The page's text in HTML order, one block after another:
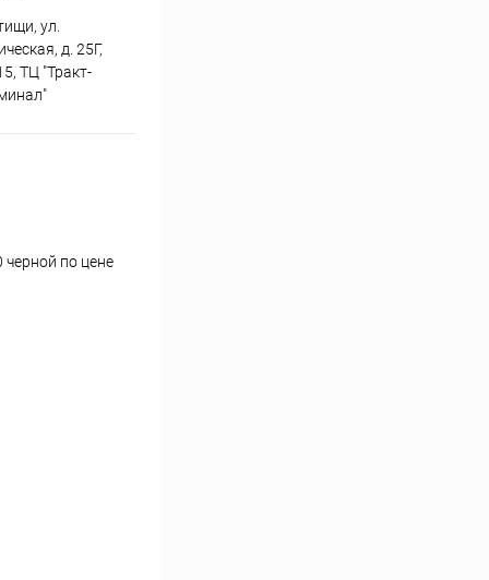
ул.
д. 25Г,
ТЦ "Тракт-
черной по цене